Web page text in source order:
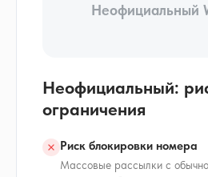
Неофициальный
Неофициальный:
ограничения
Риск блокировки номера
Массовые рассылки с